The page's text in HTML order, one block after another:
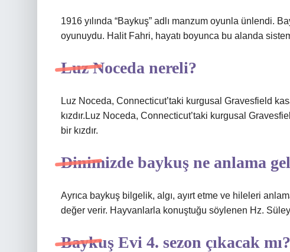
1916 yılında “Baykuş” adlı manzum oyunla ünlendi.
oyunuydu. Halit Fahri, hayatı boyunca bu alanda
Luz Noceda nereli?
Luz Noceda, Connecticut’taki kurgusal Gravesfield
kızdır.Luz Noceda, Connecticut’taki kurgusal
bir kızdır.
Dinimizde baykuş ne anlama
Ayrıca baykuş bilgelik, algı, ayırt etme ve hileleri
değer verir. Hayvanlarla konuştuğu söylenen Hz.
Baykuş Evi 4. sezon çıkacak mı?